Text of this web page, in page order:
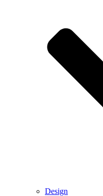
Design